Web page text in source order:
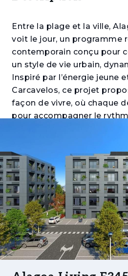
Entre la plage et la ville,
voit le jour, un programme
contemporain conçu pour
un style de vie urbain,
Inspiré par l’énergie jeune
Carcavelos, ce projet
façon de vivre, où chaque
pour accompagner le
avec fonctionnalité,
Intégré au cœur de
Center, Alagoa Living Flats
direct à un large éventail
essentiels, rendant la vie
simple et plus pratique.
immeubles et 120
typologies T0, T1 et T2, il
idéale aussi bien pour une
que pour un
Les intérieurs affichent une